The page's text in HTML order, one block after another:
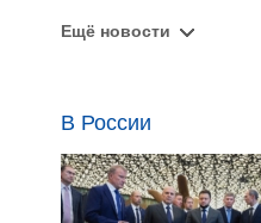
Ещё новости
В России